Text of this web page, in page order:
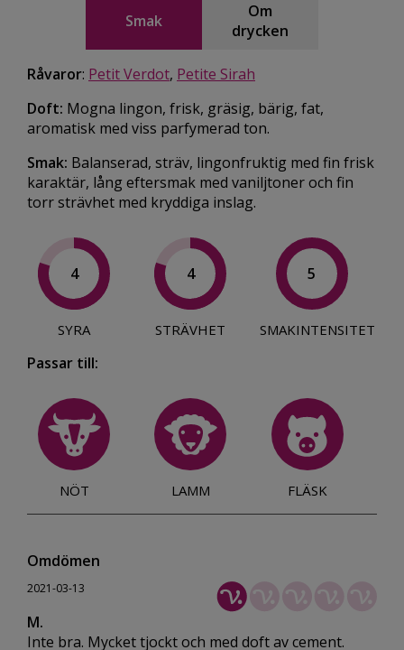
Smak
Om
drycken
Råvaror: Petit Verdot, Petite Sirah
Doft: Mogna lingon, frisk, gräsig, bärig, fat,
aromatisk med viss parfymerad ton.
Smak: Balanserad, sträv, lingonfruktig med fin frisk
karaktär, lång eftersmak med vaniljtoner och fin
torr strävhet med kryddiga inslag.
4
SYRA
4
STRÄVHET
5
SMAKINTENSITET
Passar till:
NÖT LAMM FLÄSK
Omdömen
2021-03-13
M.
Inte bra. Mycket tjockt och med doft av cement.